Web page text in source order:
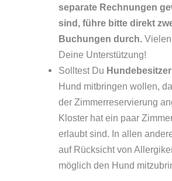
separate Rechnungen
sind, führe bitte direkt
Buchungen durch.
Deine Unterstützung!
Solltest Du Hundebesitzer
Hund mitbringen wollen,
der Zimmerreservierung
Kloster hat ein paar
erlaubt sind. In allen
auf Rücksicht von
möglich den Hund